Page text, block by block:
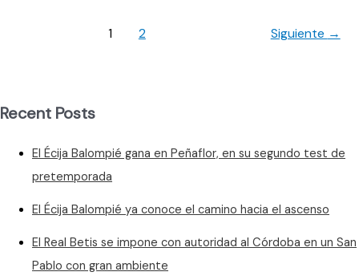
fichaje
1 2 Siguiente →
Recent Posts
El Écija Balompié gana en Peñaflor, en su segundo test de
pretemporada
El Écija Balompié ya conoce el camino hacia el ascenso
El Real Betis se impone con autoridad al Córdoba en un San
Pablo con gran ambiente